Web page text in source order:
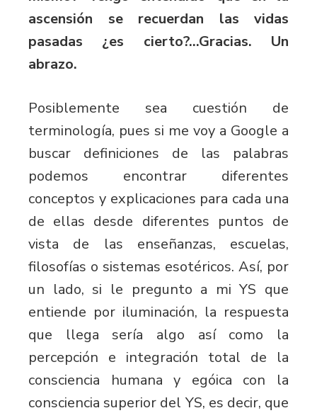
ascensión se recuerdan las vidas
pasadas ¿es cierto?…Gracias. Un
abrazo.
Posiblemente sea cuestión de
terminología, pues si me voy a Google a
buscar definiciones de las palabras
podemos encontrar diferentes
conceptos y explicaciones para cada una
de ellas desde diferentes puntos de
vista de las enseñanzas, escuelas,
filosofías o sistemas esotéricos. Así, por
un lado, si le pregunto a mi YS que
entiende por iluminación, la respuesta
que llega sería algo así como la
percepción e integración total de la
consciencia humana y egóica con la
consciencia superior del YS, es decir, que